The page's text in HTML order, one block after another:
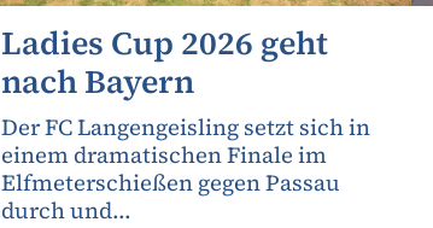
Ladies Cup 2026 geht
nach Bayern
Der FC Langengeisling setzt sich in
einem dramatischen Finale im
Elfmeterschießen gegen Passau
durch und...